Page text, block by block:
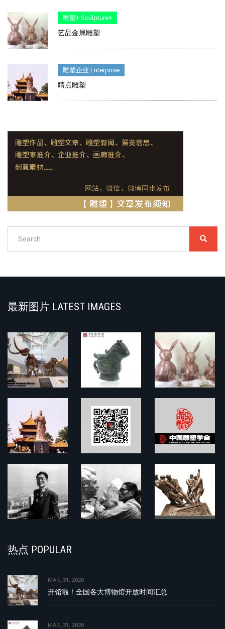
雕塑+ Sculpture+
艺品金属雕塑
雕塑企业 Enterprise
睛点雕塑
最新图片 LATEST IMAGES
热点 POPULAR
MAR, 31, 2020
开馆啦！全国各大博物馆开放时间汇总
MAR, 31, 2020